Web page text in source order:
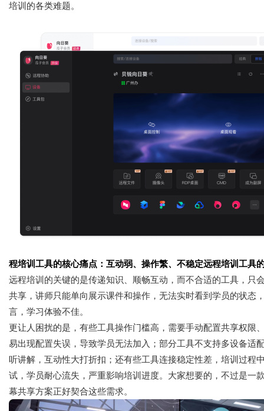
培训的各类难题。
程培训工具的核心痛点：互动弱、操作繁、不稳定远程培训工具
远程培训的关键的是传递知识、顺畅互动，而不合适的工具，只
共享，讲师只能单向展示课件和操作，无法实时看到学员的状态
言，学习体验不佳。
更让人困扰的是，有些工具操作门槛高，需要手动配置共享权限
易出现配置失误，导致学员无法加入；部分工具不支持多设备适
听讲解，互动性大打折扣；还有些工具连接稳定性差，培训过程
试，学员耐心流失，严重影响培训进度。大家想要的，不过是一
幕共享方案正好契合这些需求。